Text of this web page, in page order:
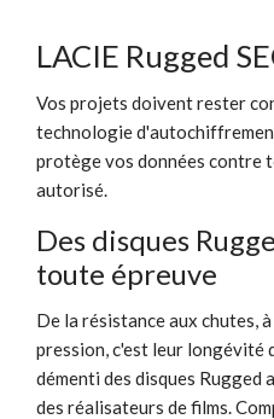
LACIE Rugged
Vos projets doivent rester
technologie
protège vos données contre
autorisé.
Des disques
toute épreuve
De la résistance aux chutes,
pression, c'est leur longévité
démenti des disques Rugged
des réalisateurs de films.